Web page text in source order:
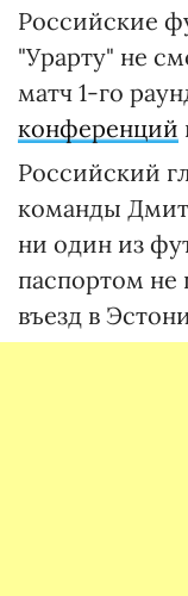
Российские
"Урарту" не
матч 1-го
конференций
Российский
команды
ни один из
паспортом не
въезд в